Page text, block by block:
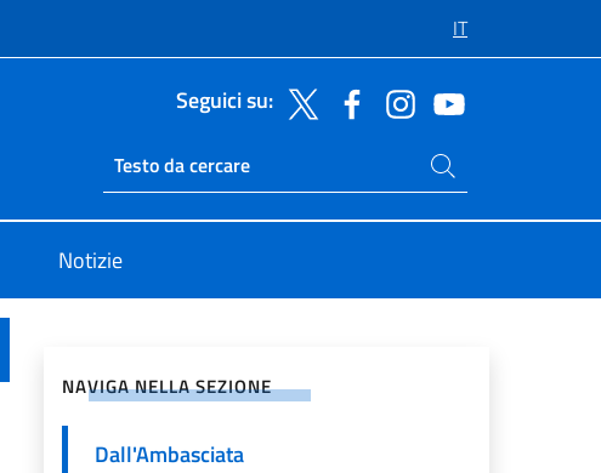
IT
Seguici su:
Ricerca sito live
Cerca nel sito
Notizie
NAVIGA NELLA SEZIONE
Dall'Ambasciata